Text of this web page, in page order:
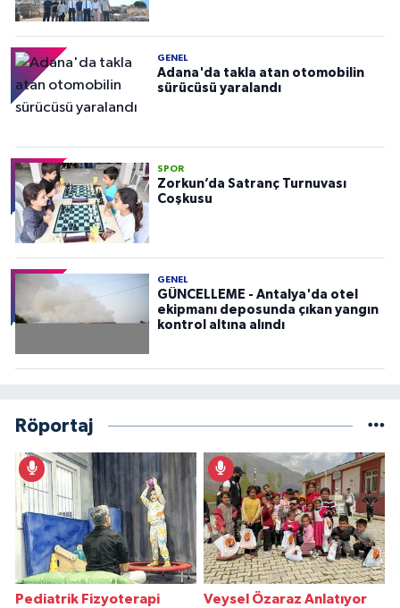
GENEL
Adana'da takla atan otomobilin
sürücüsü yaralandı
SPOR
Zorkun’da Satranç Turnuvası
Coşkusu
GENEL
GÜNCELLEME - Antalya'da otel
ekipmanı deposunda çıkan yangın
kontrol altına alındı
Röportaj
Pediatrik Fizyoterapi
Veysel Özaraz Anlatıyor